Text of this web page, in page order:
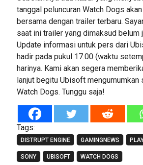
tanggal peluncuran Watch Dogs
bersama dengan trailer terbaru.
saat ini trailer yang dimaksud belum
Update informasi untuk pers dari
hadir pada pukul 17.00 (waktu
harinya. Kami akan segera
lanjut begitu Ubisoft mengumumkan
Watch Dogs. Tunggu saja!
Tags:
DISTRUPT ENGINE GAMINGNEWS
SONY UBISOFT WATCH DOGS